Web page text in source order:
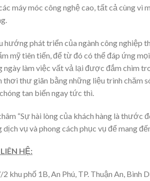
máy móc công nghệ cao, tất cả cùng vì
hướng phát triển của ngành công nghiệp
mỹ tiên tiến, để từ đó có thể đáp ứng
ngày làm việc vất vả lại được đắm chìm
thơi thư giãn bằng những liệu trình chăm
tan biến ngay tức thì.
“Sự hài lòng của khách hàng là thước
vụ và phong cách phục vụ để mang
HỆ:
2 khu phố 1B, An Phú, TP. Thuận An, Bình